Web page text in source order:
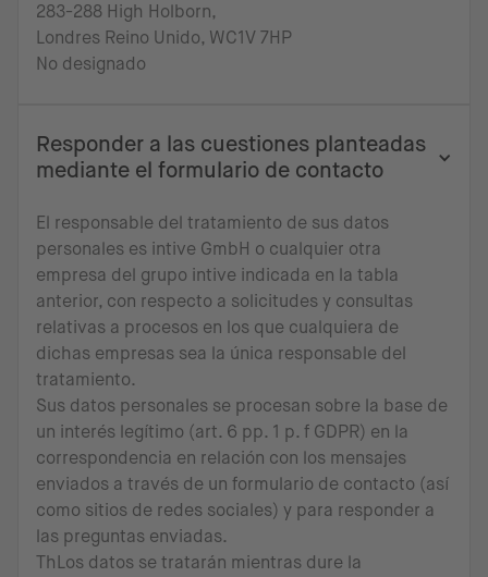
283-288 High Holborn,
Londres Reino Unido, WC1V 7HP
No designado
Responder a las cuestiones planteadas
mediante el formulario de contacto
El responsable del tratamiento de sus datos
personales es intive GmbH o cualquier otra
empresa del grupo intive indicada en la tabla
anterior, con respecto a solicitudes y consultas
relativas a procesos en los que cualquiera de
dichas empresas sea la única responsable del
tratamiento.
Sus datos personales se procesan sobre la base de
un interés legítimo (art. 6 pp. 1 p. f GDPR) en la
correspondencia en relación con los mensajes
enviados a través de un formulario de contacto (así
como sitios de redes sociales) y para responder a
las preguntas enviadas.
ThLos datos se tratarán mientras dure la